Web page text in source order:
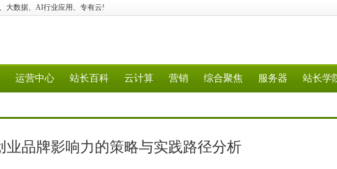
大数据、AI行业应用、专有云!
运营中心 站长百科 云计算 营销 综合聚焦 服务器 站长学
业品牌影响力的策略与实践路径分析